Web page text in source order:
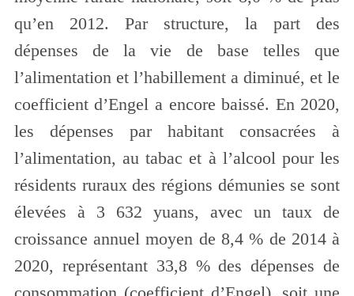
qu’en 2012. Par structure, la part des
dépenses de la vie de base telles que
l’alimentation et l’habillement a diminué, et le
coefficient d’Engel a encore baissé. En 2020,
les dépenses par habitant consacrées à
l’alimentation, au tabac et à l’alcool pour les
résidents ruraux des régions démunies se sont
élevées à 3 632 yuans, avec un taux de
croissance annuel moyen de 8,4 % de 2014 à
2020, représentant 33,8 % des dépenses de